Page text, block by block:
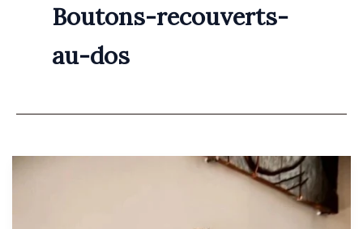
Boutons-recouverts-
au-dos